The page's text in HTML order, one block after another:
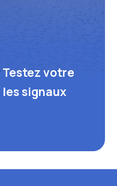
Testez votre
signaux